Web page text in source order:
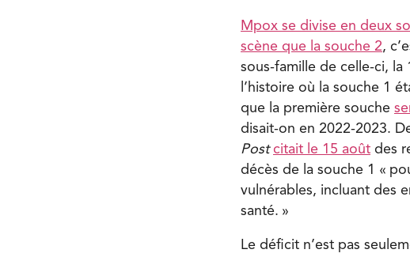
Mpox se divise en deux
scène que la souche 2,
sous-famille de celle-ci,
l’histoire où la souche 1
que la première souche
disait-on en 2022-2023.
Post citait le 15 août des
décès de la souche 1 «
vulnérables, incluant des
santé. »
Le déficit n’est pas